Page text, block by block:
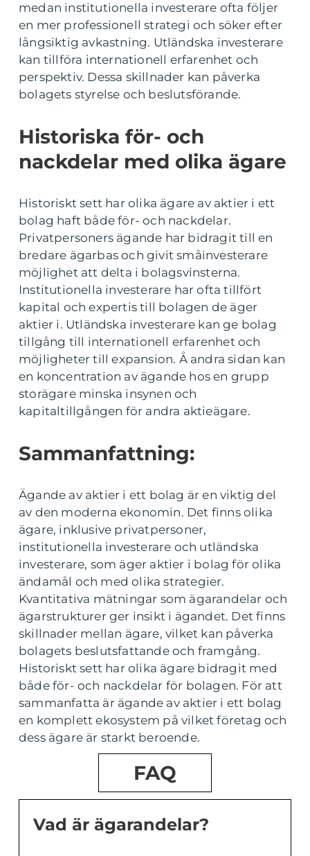
medan institutionella investerare ofta följer
en mer professionell strategi och söker efter
långsiktig avkastning. Utländska investerare
kan tillföra internationell erfarenhet och
perspektiv. Dessa skillnader kan påverka
bolagets styrelse och beslutsförande.
Historiska för- och
nackdelar med olika ägare
Historiskt sett har olika ägare av aktier i ett
bolag haft både för- och nackdelar.
Privatpersoners ägande har bidragit till en
bredare ägarbas och givit småinvesterare
möjlighet att delta i bolagsvinsterna.
Institutionella investerare har ofta tillfört
kapital och expertis till bolagen de äger
aktier i. Utländska investerare kan ge bolag
tillgång till internationell erfarenhet och
möjligheter till expansion. Å andra sidan kan
en koncentration av ägande hos en grupp
storägare minska insynen och
kapitaltillgången för andra aktieägare.
Sammanfattning:
Ägande av aktier i ett bolag är en viktig del
av den moderna ekonomin. Det finns olika
ägare, inklusive privatpersoner,
institutionella investerare och utländska
investerare, som äger aktier i bolag för olika
ändamål och med olika strategier.
Kvantitativa mätningar som ägarandelar och
ägarstrukturer ger insikt i ägandet. Det finns
skillnader mellan ägare, vilket kan påverka
bolagets beslutsfattande och framgång.
Historiskt sett har olika ägare bidragit med
både för- och nackdelar för bolagen. För att
sammanfatta är ägande av aktier i ett bolag
en komplett ekosystem på vilket företag och
dess ägare är starkt beroende.
FAQ
Vad är ägarandelar?